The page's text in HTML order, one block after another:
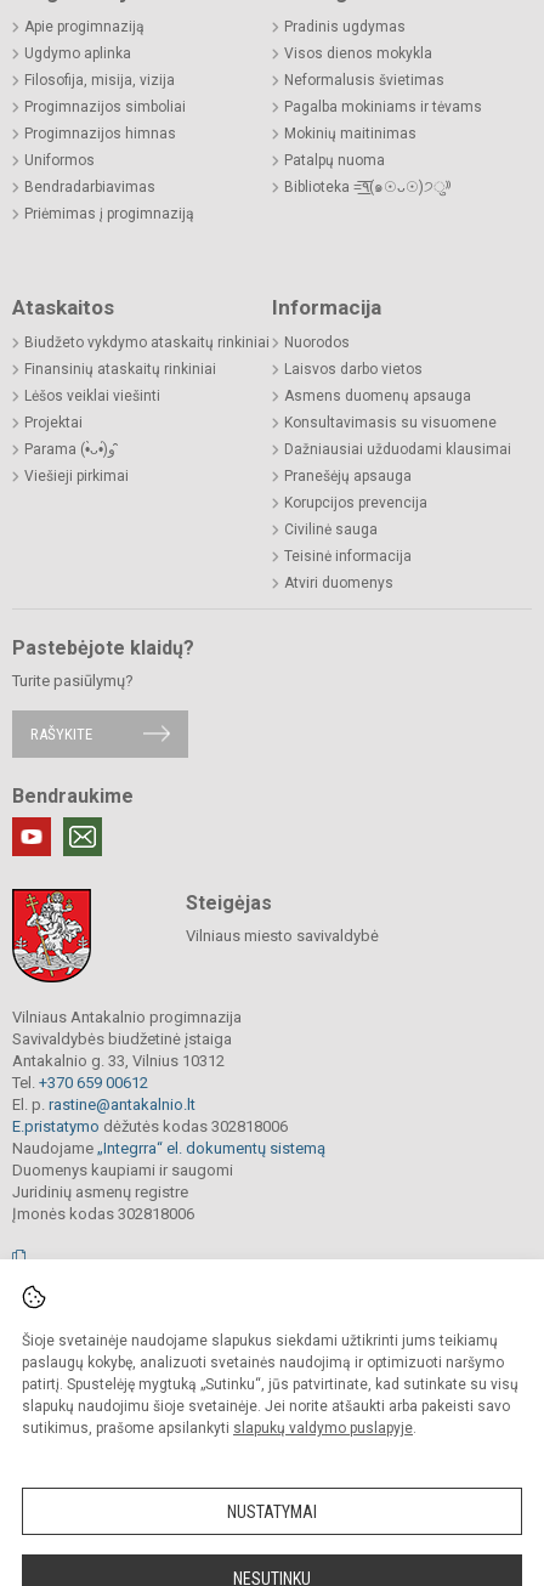
Šioje svetainėje naudojame slapukus siekdami užtikrinti jums teikiamų
paslaugų kokybę, analizuoti svetainės naudojimą ir optimizuoti naršymo
patirtį. Spustelėję mygtuką „Sutinku“, jūs patvirtinate, kad sutinkate su visų
slapukų naudojimu šioje svetainėje. Jei norite atšaukti arba pakeisti savo
sutikimus, prašome apsilankyti slapukų valdymo puslapyje.
NUSTATYMAI
NESUTINKU
Apie progimnaziją
Ugdymo aplinka
Filosofija, misija, vizija
Progimnazijos simboliai
Progimnazijos himnas
Uniformos
Bendradarbiavimas
Priėmimas į progimnaziją
Pradinis ugdymas
Visos dienos mokykla
Neformalusis švietimas
Pagalba mokiniams ir tėvams
Mokinių maitinimas
Patalpų nuoma
Biblioteka =͟͟͞͞٩(๑☉ᴗ☉)੭ु⁾⁾
Ataskaitos
Biudžeto vykdymo ataskaitų rinkiniai
Finansinių ataskaitų rinkiniai
Lėšos veiklai viešinti
Projektai
Parama (•̀ᴗ•́)و ̑̑
Viešieji pirkimai
Informacija
Nuorodos
Laisvos darbo vietos
Asmens duomenų apsauga
Konsultavimasis su visuomene
Dažniausiai užduodami klausimai
Pranešėjų apsauga
Korupcijos prevencija
Civilinė sauga
Teisinė informacija
Atviri duomenys
Pastebėjote klaidų?
Turite pasiūlymų?
RAŠYKITE
Bendraukime
Steigėjas
Vilniaus miesto savivaldybė
Vilniaus Antakalnio progimnazija
Savivaldybės biudžetinė įstaiga
Antakalnio g. 33, Vilnius 10312
Tel. +370 659 00612
El. p. rastine@antakalnio.lt
E.pristatymo dėžutės kodas 302818006
Naudojame „Integrra“ el. dokumentų sistemą
Duomenys kaupiami ir saugomi
Juridinių asmenų registre
Įmonės kodas 302818006
Kopijuoti, cituoti ar kitaip atvaizduoti internetinės svetainės turinį be raštiško
mokyklos vadovų sutikimo yra draudžiama.
Prieinamumo paraiška Slapukų valdymas
Sumanus būdas atnaujinti